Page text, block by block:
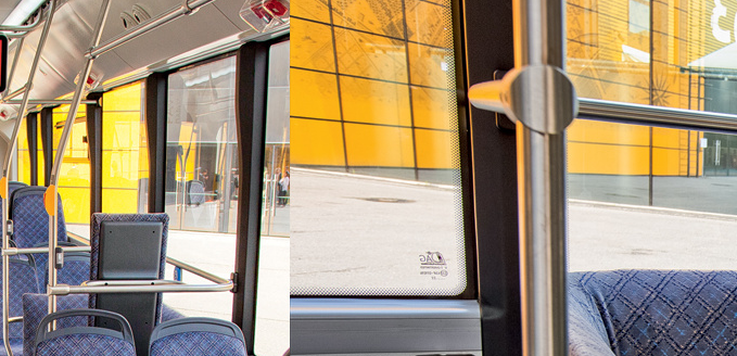
Proximus
Только Вы забываете одну
маленькую деталь под названием
приватизация. Так что такой
процент владения собственным
жильем таки не заслуга наших
граждан.
Proximus
Для врунов, в Испании порядка
73.3%, в России около 87%.